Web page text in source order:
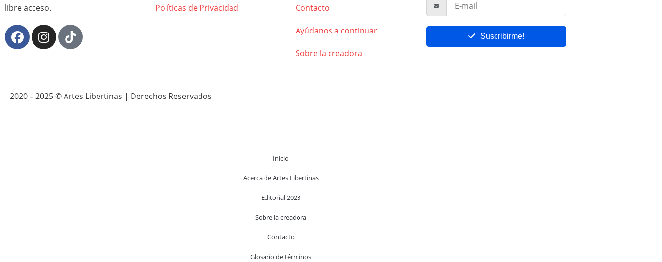
libre acceso.
Políticas de Privacidad Contacto
Ayúdanos a continuar
Sobre la creadora
Suscribirme!
2020 – 2025 © Artes Libertinas | Derechos Reservados
Inicio
Acerca de Artes Libertinas
Editorial 2023
Sobre la creadora
Contacto
Glosario de términos